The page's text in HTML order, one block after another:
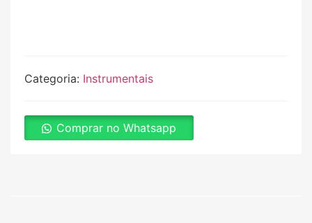
Categoria: Instrumentais
Comprar no Whatsapp